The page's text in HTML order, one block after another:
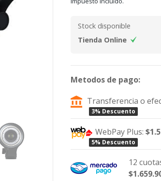
Stock disponible
Tienda Online
Metodos de pago:
Transferencia o
3% Descuento
WebPay Plus:
5% Descuento
12